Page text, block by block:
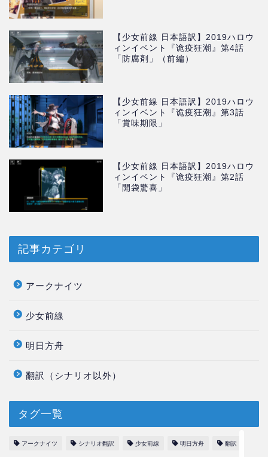
【少女前線 日本語訳】2019ハロウ
ィンイベント『诡疫狂潮』第4話
「防腐剤」（前編）
【少女前線 日本語訳】2019ハロウ
ィンイベント『诡疫狂潮』第3話
「賞味期限」
【少女前線 日本語訳】2019ハロウ
ィンイベント『诡疫狂潮』第2話
「開袋驚喜」
記事カテゴリ
アークナイツ
少女前線
明日方舟
翻訳（シナリオ以外）
タグ一覧
アークナイツ シナリオ翻訳 少女前線 明日方舟 翻訳